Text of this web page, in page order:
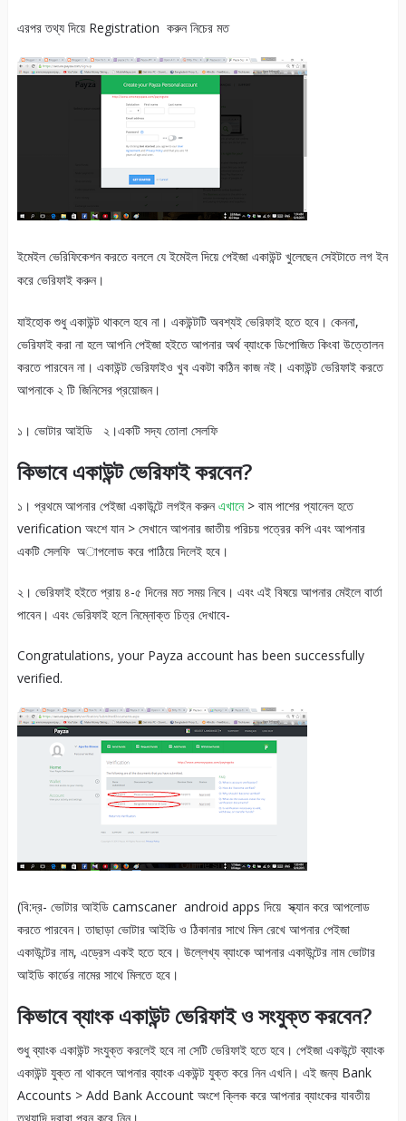
এরপর তথ্য দিয়ে Registration করুন নিচের মত
ইমেইল ভেরিফিকেশন করতে বললে যে ইমেইল দিয়ে পেইজা একাউন্ট খুলেছেন সেইটাতে লগ ইন
করে ভেরিফাই করুন।
যাইহোক শুধু একাউন্ট থাকলে হবে না। একউন্টটি অবশ্যই ভেরিফাই হতে হবে। কেননা,
ভেরিফাই করা না হলে আপনি পেইজা হইতে আপনার অর্থ ব্যাংকে ডিপোজিত কিংবা উত্তোলন
করতে পারবেন না। একাউন্ট ভেরিফাইও খুব একটা কঠিন কাজ নই। একাউন্ট ভেরিফাই করতে
আপনাকে ২ টি জিনিসের প্রয়োজন।
১। ভোটার আইডি ২।একটি সদ্য তোলা সেলফি
কিভাবে একাউন্ট ভেরিফাই করবেন?
১। প্রথমে আপনার পেইজা একাউন্টে লগইন করুনএখানে> বাম পাশের প্যানেল হতে
verification অংশে যান > সেখানে আপনার জাতীয় পরিচয় পত্রের কপি এবং আপনার
একটি সেলফি অাপলোড করে পাঠিয়ে দিলেই হবে।
২। ভেরিফাই হইতে প্রায় ৪-৫ দিনের মত সময় নিবে। এবং এই বিষয়ে আপনার মেইলে বার্তা
পাবেন। এবং ভেরিফাই হলে নিম্নোক্ত চিত্র দেখাবে-
Congratulations, your Payza account has been successfully
verified.
(বি:দ্র- ভোটার আইডি camscaner android apps দিয়ে স্ক্যান করে আপলোড
করতে পারবেন। তাছাড়া ভোটার আইডি ও ঠিকানার সাথে মিল রেখে আপনার পেইজা
একাউন্টের নাম, এড্রেস একই হতে হবে। উল্লেখ্য ব্যাংকে আপনার একাউন্টের নাম ভোটার
আইডি কার্ডের নামের সাথে মিলতে হবে।
কিভাবে ব্যাংক একাউন্ট ভেরিফাই ও সংযুক্ত করবেন?
শুধু ব্যাংক একাউন্ট সংযুক্ত করলেই হবে না সেটি ভেরিফাই হতে হবে। পেইজা একউন্টে ব্যাংক
একাউন্ট যুক্ত না থাকলে আপনার ব্যাংক একউন্ট যুক্ত করে নিন এখনি। এই জন্য Bank
Accounts > Add Bank Account অংশে ক্লিক করে আপনার ব্যাংকের যাবতীয়